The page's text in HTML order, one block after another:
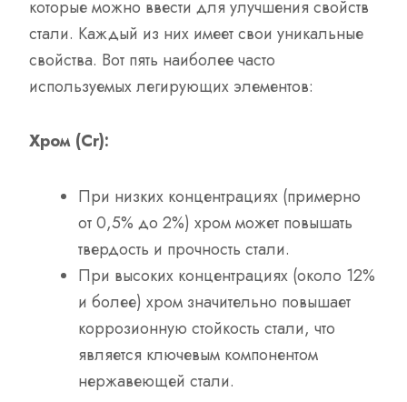
которые можно ввести для улучшения свойств
стали. Каждый из них имеет свои уникальные
свойства. Вот пять наиболее часто
используемых легирующих элементов:
Хром (Cr):
При низких концентрациях (примерно
от 0,5% до 2%) хром может повышать
твердость и прочность стали.
При высоких концентрациях (около 12%
и более) хром значительно повышает
коррозионную стойкость стали, что
является ключевым компонентом
нержавеющей стали.